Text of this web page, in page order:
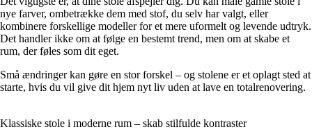
nye farver, ombetrække dem med stof, du selv har valgt, eller
kombinere forskellige modeller for et mere uformelt og levende udtryk.
Det handler ikke om at følge en bestemt trend, men om at skabe et
rum, der føles som dit eget.
Små ændringer kan gøre en stor forskel – og stolene er et oplagt sted at
starte, hvis du vil give dit hjem nyt liv uden at lave en totalrenovering.
Klassiske stole i moderne rum – skab stilfulde kontraster